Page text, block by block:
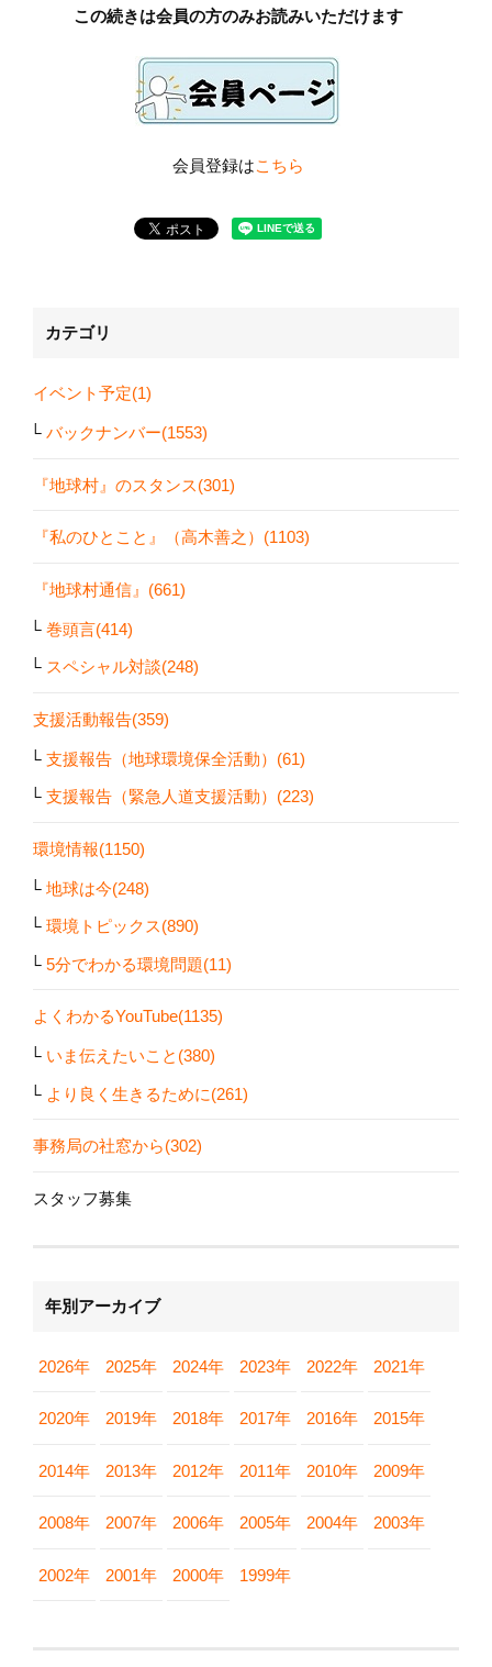
この続きは会員の方のみお読みいただけます
会員登録はこちら
カテゴリ
イベント予定(1)
バックナンバー(1553)
『地球村』のスタンス(301)
『私のひとこと』（高木善之）(1103)
『地球村通信』(661)
巻頭言(414)
スペシャル対談(248)
支援活動報告(359)
支援報告（地球環境保全活動）(61)
支援報告（緊急人道支援活動）(223)
環境情報(1150)
地球は今(248)
環境トピックス(890)
5分でわかる環境問題(11)
よくわかるYouTube(1135)
いま伝えたいこと(380)
より良く生きるために(261)
事務局の社窓から(302)
スタッフ募集
年別アーカイブ
2026年 2025年 2024年 2023年 2022年 2021年
2020年 2019年 2018年 2017年 2016年 2015年
2014年 2013年 2012年 2011年 2010年 2009年
2008年 2007年 2006年 2005年 2004年 2003年
2002年 2001年 2000年 1999年